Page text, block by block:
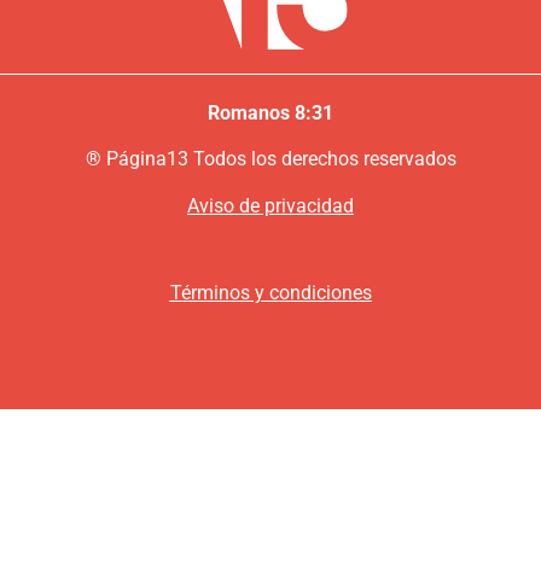
Romanos 8:31
® Página13 Todos los derechos reservados
Aviso de privacidad
Términos y condiciones